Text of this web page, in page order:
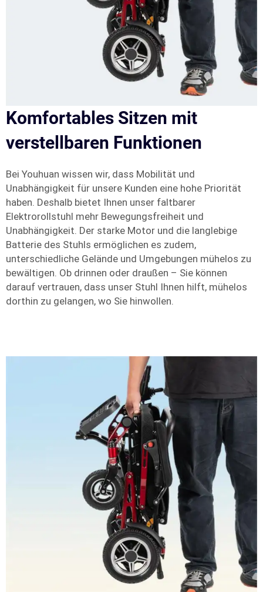
Komfortables Sitzen mit
verstellbaren Funktionen
Bei Youhuan wissen wir, dass Mobilität und
Unabhängigkeit für unsere Kunden eine hohe Priorität
haben. Deshalb bietet Ihnen unser faltbarer
Elektrorollstuhl mehr Bewegungsfreiheit und
Unabhängigkeit. Der starke Motor und die langlebige
Batterie des Stuhls ermöglichen es zudem,
unterschiedliche Gelände und Umgebungen mühelos zu
bewältigen. Ob drinnen oder draußen – Sie können
darauf vertrauen, dass unser Stuhl Ihnen hilft, mühelos
dorthin zu gelangen, wo Sie hinwollen.